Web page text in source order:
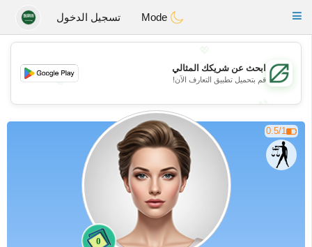
GulfDating
Toggle
تسجيل الدخول
💖
💕
💕
ابحث عن شريكك المثالي
قم بتحميل تطبيق التعارف الآن!
0.5/1
0